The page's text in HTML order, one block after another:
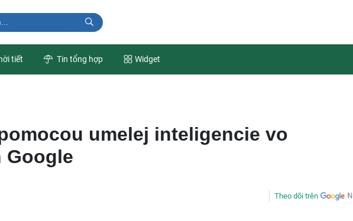
tiết Tin tổng hợp Widget
umelej inteligencie vo
Google
Theo dõi trên